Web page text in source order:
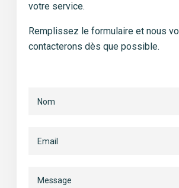
votre service.
Remplissez le formulaire et nous
contacterons dès que possible.